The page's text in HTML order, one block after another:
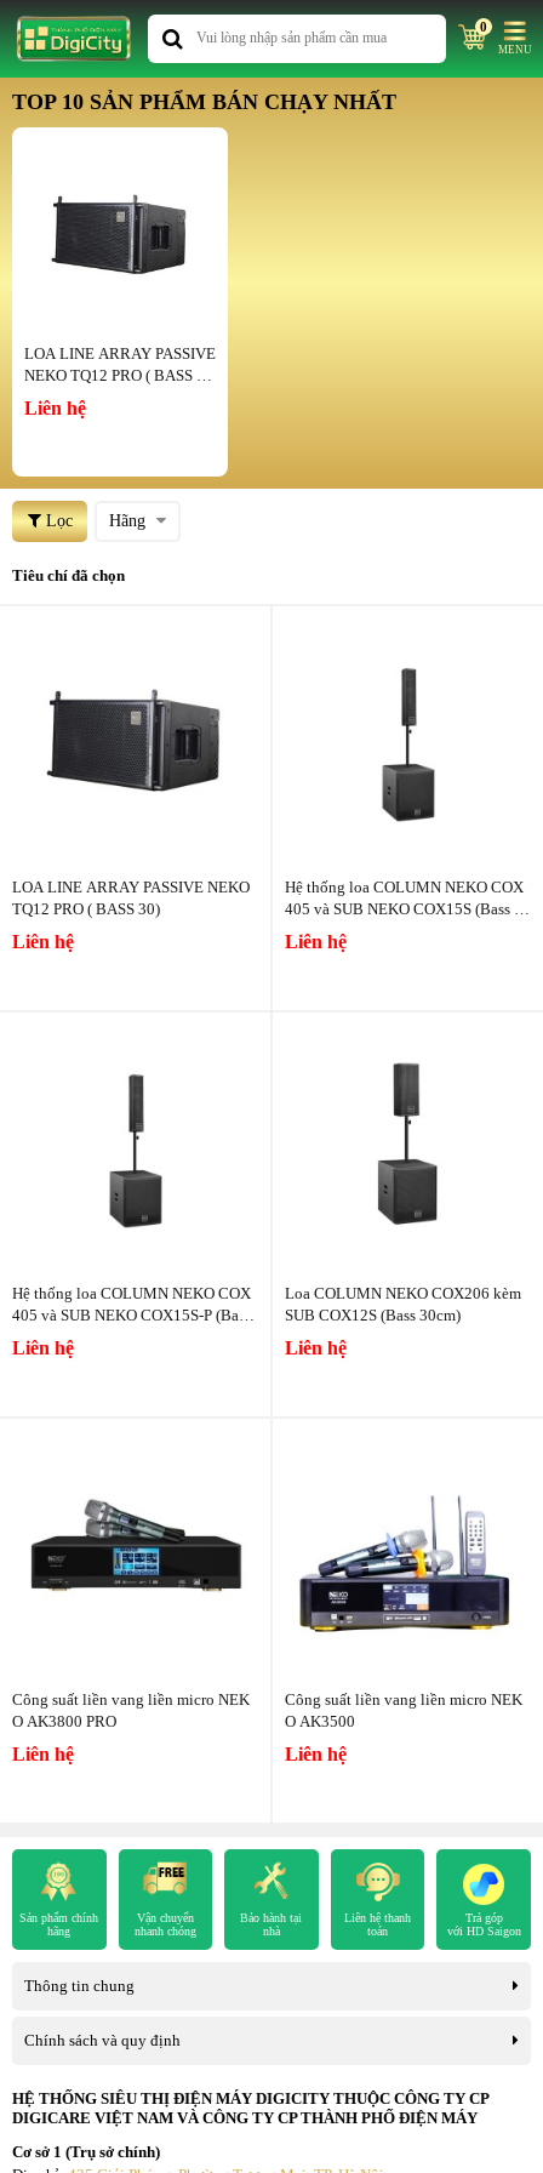
0
MENU
TOP 10 SẢN PHẨM BÁN CHẠY NHẤT
LOA LINE ARRAY PASSIVE
NEKO TQ12 PRO ( BASS 3
Liên hệ
Lọc Hãng
Tiêu chí đã chọn
LOA LINE ARRAY PASSIVE NEKO
TQ12 PRO ( BASS 30)
Liên hệ
Hệ thống loa COLUMN NEKO COX
405 và SUB NEKO COX15S (Bass 40
cm)
Liên hệ
Hệ thống loa COLUMN NEKO COX
405 và SUB NEKO COX15S-P (Bass
40cm)
Liên hệ
Loa COLUMN NEKO COX206 kèm
SUB COX12S (Bass 30cm)
Liên hệ
Công suất liền vang liền micro NEK
O AK3800 PRO
Liên hệ
Công suất liền vang liền micro NEK
O AK3500
Liên hệ
Sản phẩm chính
hãng
Vận chuyển
nhanh chóng
Bảo hành tại
nhà
Liên hệ thanh
toán
Trả góp
với HD Saigon
Thông tin chung
Chính sách và quy định
HỆ THỐNG SIÊU THỊ ĐIỆN MÁY DIGICITY THUỘC CÔNG TY CP
DIGICARE VIỆT NAM VÀ CÔNG TY CP THÀNH PHỐ ĐIỆN MÁY
Cơ sở 1 (Trụ sở chính)